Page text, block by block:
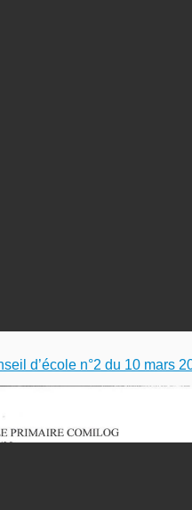
d’école n°2 du 10 mars